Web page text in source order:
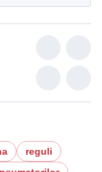
reguli